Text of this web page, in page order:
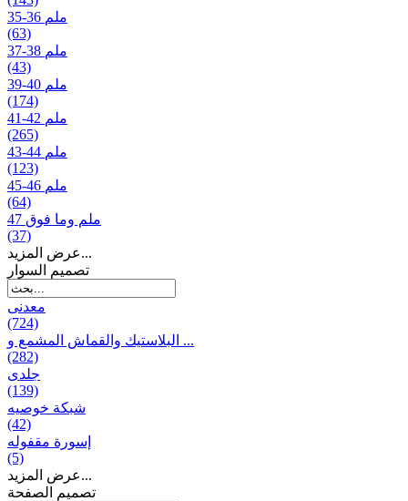
35-36 ملم
(63)
37-38 ملم
(43)
39-40 ملم
(174)
41-42 ملم
(265)
43-44 ملم
(123)
45-46 ملم
(64)
47 ملم وما فوق
(37)
عرض المزيد...
تصمیم السوار
معدنی
(724)
البلاستيك والقماش المشمع و ...
(282)
جلدی
(139)
شبكة خوصیه
(42)
إسورة مقفوله
(5)
عرض المزيد...
تصميم الصفحة